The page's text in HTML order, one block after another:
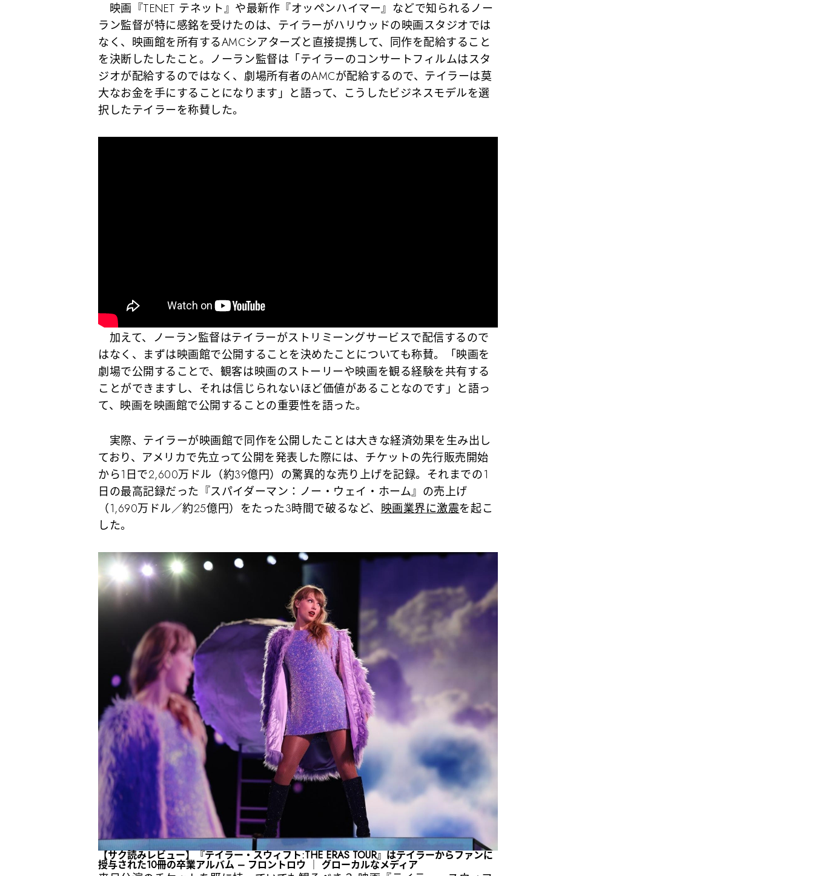
映画『TENET テネット』や最新作『オッペンハイマー』などで知られるノー
ラン監督が特に感銘を受けたのは、テイラーがハリウッドの映画スタジオでは
なく、映画館を所有するAMCシアターズと直接提携して、同作を配給すること
を決断したしたこと。ノーラン監督は「テイラーのコンサートフィルムはスタ
ジオが配給するのではなく、劇場所有者のAMCが配給するので、テイラーは莫
大なお金を手にすることになります」と語って、こうしたビジネスモデルを選
択したテイラーを称賛した。
加えて、ノーラン監督はテイラーがストリミーングサービスで配信するので
はなく、まずは映画館で公開することを決めたことについても称賛。「映画を
劇場で公開することで、観客は映画のストーリーや映画を観る経験を共有する
ことができますし、それは信じられないほど価値があることなのです」と語っ
て、映画を映画館で公開することの重要性を語った。
実際、テイラーが映画館で同作を公開したことは大きな経済効果を生み出し
ており、アメリカで先立って公開を発表した際には、チケットの先行販売開始
から1日で2,600万ドル（約39億円）の驚異的な売り上げを記録。それまでの1
日の最高記録だった『スパイダーマン：ノー・ウェイ・ホーム』の売上げ
（1,690万ドル／約25億円）をたった3時間で破るなど、映画業界に激震を起こ
した。
【サク読みレビュー】『テイラー・スウィフト:THE ERAS TOUR』はテイラーからファンに
授与された10冊の卒業アルバム – フロントロウ ｜ グローカルなメディア